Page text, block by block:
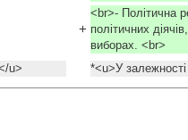
+
<br>- Політична
політичних
виборах. <br>
u>
*<u>У